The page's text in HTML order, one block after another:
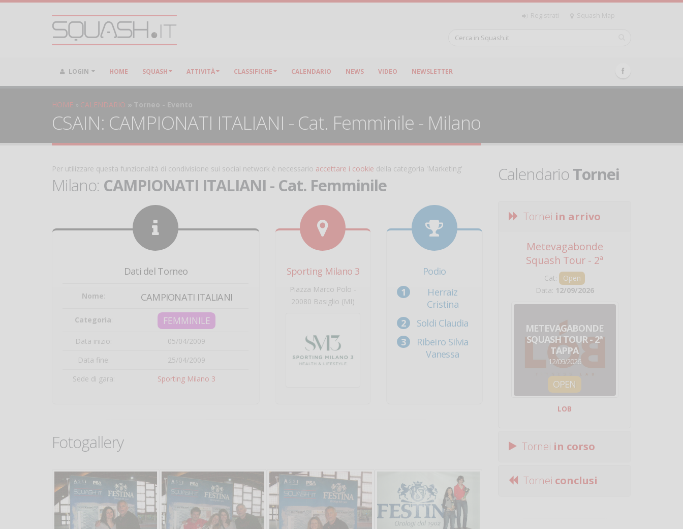
Registrati Squash Map
LOGIN HOME SQUASH ATTIVITÀ CLASSIFICHE CALENDARIO NEWS VIDEO NEWSLETTER
HOME CALENDARIO Torneo - Evento
CSAIN: CAMPIONATI ITALIANI - Cat. Femminile - Milano
Per utilizzare questa funzionalità di condivisione sui social network è necessario accettare i cookie della categoria 'Marketing'
Milano: CAMPIONATI ITALIANI - Cat. Femminile
Dati del Torneo
Nome: CAMPIONATI ITALIANI
Categoria: FEMMINILE
Data inizio:
05/04/2009
Data fine:
25/04/2009
Sede di gara:
Sporting Milano 3
Sporting Milano 3
Piazza Marco Polo -
20080 Basiglio (MI)
Podio
Herraiz
Cristina
Soldi Claudia
Ribeiro Silvia
Vanessa
Fotogallery
CalendarioTornei
Tornei in arrivo
Metevagabonde
Squash Tour - 2ª
Tappa
Cat:
Open
Data: 12/09/2026
METEVAGABONDE
SQUASH TOUR - 2ª
TAPPA
12/09/2026
OPEN
LOB
Tornei in corso
Tornei conclusi